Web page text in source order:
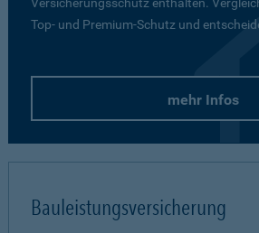
Top- und Premium-Schutz und
mehr Infos
Bauleistungsversicherung